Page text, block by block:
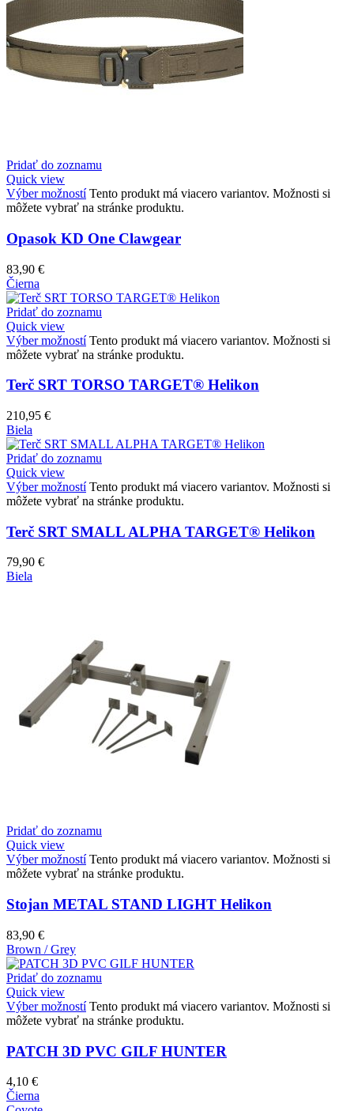
Pridať do zoznamu
Quick view
Výber možností Tento produkt má viacero variantov. Možnosti si
môžete vybrať na stránke produktu.
Opasok KD One Clawgear
83,90 €
Čierna
Pridať do zoznamu
Quick view
Výber možností Tento produkt má viacero variantov. Možnosti si
môžete vybrať na stránke produktu.
Terč SRT TORSO TARGET® Helikon
210,95 €
Biela
Pridať do zoznamu
Quick view
Výber možností Tento produkt má viacero variantov. Možnosti si
môžete vybrať na stránke produktu.
Terč SRT SMALL ALPHA TARGET® Helikon
79,90 €
Biela
Pridať do zoznamu
Quick view
Výber možností Tento produkt má viacero variantov. Možnosti si
môžete vybrať na stránke produktu.
Stojan METAL STAND LIGHT Helikon
83,90 €
Brown / Grey
Pridať do zoznamu
Quick view
Výber možností Tento produkt má viacero variantov. Možnosti si
môžete vybrať na stránke produktu.
PATCH 3D PVC GILF HUNTER
4,10 €
Čierna